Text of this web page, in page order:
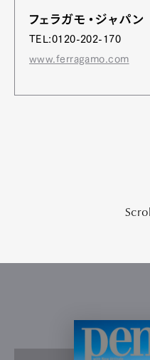
フェラガモ・ジャパン
TEL:0120-202-170
www.ferragamo.com